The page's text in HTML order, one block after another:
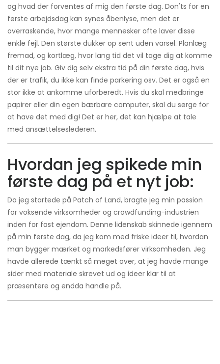
og hvad der forventes af mig den første dag. Don'ts for en
første arbejdsdag kan synes åbenlyse, men det er
overraskende, hvor mange mennesker ofte laver disse
enkle fejl. Den største dukker op sent uden varsel. Planlæg
fremad, og kortlæg, hvor lang tid det vil tage dig at komme
til dit nye job. Giv dig selv ekstra tid på din første dag, hvis
der er trafik, du ikke kan finde parkering osv. Det er også en
stor ikke at ankomme uforberedt. Hvis du skal medbringe
papirer eller din egen bærbare computer, skal du sørge for
at have det med dig! Det er her, det kan hjælpe at tale
med ansættelseslederen.
Hvordan jeg spikede min
første dag på et nyt job:
Da jeg startede på Patch of Land, bragte jeg min passion
for voksende virksomheder og crowdfunding-industrien
inden for fast ejendom. Denne lidenskab skinnede igennem
på min første dag, da jeg kom med friske ideer til, hvordan
man bygger mærket og markedsfører virksomheden. Jeg
havde allerede tænkt så meget over, at jeg havde mange
sider med materiale skrevet ud og ideer klar til at
præsentere og endda handle på.